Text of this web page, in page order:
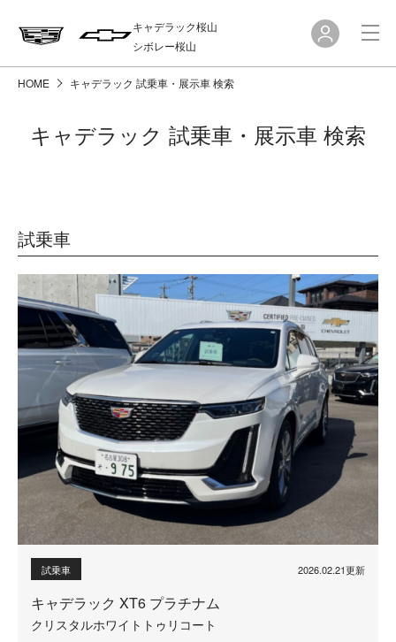
キャデラック桜山
シボレー桜山
HOME キャデラック 試乗車・展示車 検索
キャデラック 試乗車・展示車 検索
試乗車
試乗車 2026.02.21更新
キャデラック XT6 プラチナム
クリスタルホワイトトゥリコート